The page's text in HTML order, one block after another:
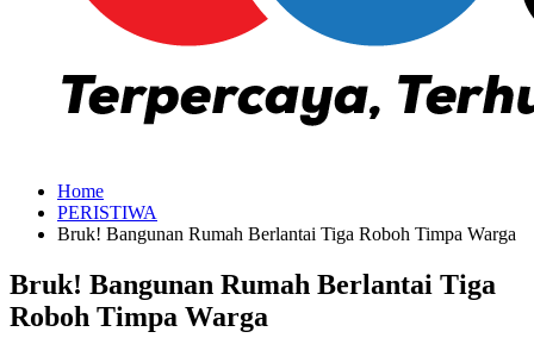
Home
PERISTIWA
Bruk! Bangunan Rumah Berlantai Tiga Roboh Timpa Warga
Bruk! Bangunan Rumah Berlantai Tiga
Roboh Timpa Warga